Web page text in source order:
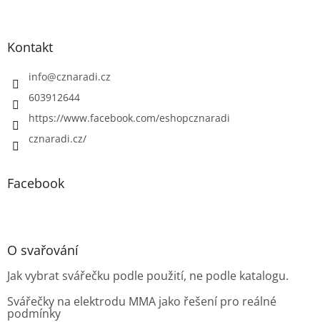
Kontakt
info@cznaradi.cz
603912644
https://www.facebook.com/eshopcznaradi
cznaradi.cz/
Facebook
O svařování
Jak vybrat svářečku podle použití, ne podle katalogu.
Svářečky na elektrodu MMA jako řešení pro reálné
podmínky